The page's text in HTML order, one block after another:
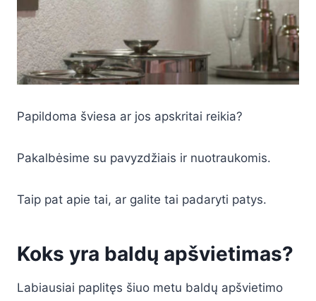
Papildoma šviesa ar jos apskritai reikia?
Pakalbėsime su pavyzdžiais ir nuotraukomis.
Taip pat apie tai, ar galite tai padaryti patys.
Koks yra baldų apšvietimas?
Labiausiai paplitęs šiuo metu baldų apšvietimo